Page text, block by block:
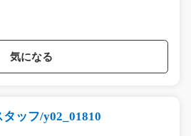
気になる
ッフ/y02_01810